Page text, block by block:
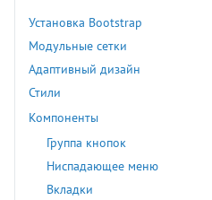
Установка Bootstrap
Модульные сетки
Адаптивный дизайн
Стили
Компоненты
Группа кнопок
Ниспадающее меню
Вкладки